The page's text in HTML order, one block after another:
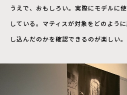
うえで、おもしろい。実際にモデルに
している。マティスが対象をどのよう
し込んだのかを確認できるのが楽しい。